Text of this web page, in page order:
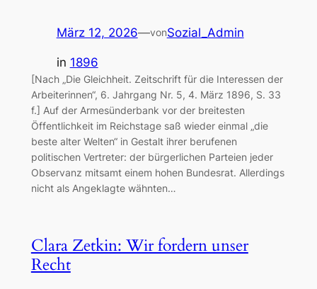
März 12, 2026—vonSozial_Admin
in 1896
[Nach „Die Gleichheit. Zeitschrift für die Interessen der
Arbeiterinnen“, 6. Jahrgang Nr. 5, 4. März 1896, S. 33
f.] Auf der Armesünderbank vor der breitesten
Öffentlichkeit im Reichstage saß wieder einmal „die
beste alter Welten“ in Gestalt ihrer berufenen
politischen Vertreter: der bürgerlichen Parteien jeder
Observanz mitsamt einem hohen Bundesrat. Allerdings
nicht als Angeklagte wähnten…
Clara Zetkin: Wir fordern unser
Recht